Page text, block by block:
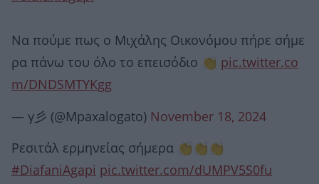
Να πούμε πως ο Μιχάλης Οικονόμου πήρε σήμε
ρα πάνω του όλο το επεισόδιο 👏 pic.twitter.co
m/DNDSMTYKgg
— γ彡 (@Mpaxalogato) November 18, 2024
Ρεσιτάλ ερμηνείας σήμερα 👏👏👏
#DiafaniAgapi pic.twitter.com/dUMPV5S0fu